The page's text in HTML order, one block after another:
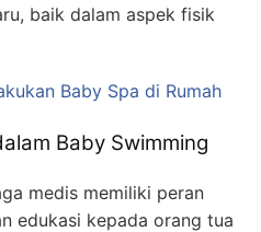
baik dalam aspek fisik
Baby Spa di Rumah
Baby Swimming
medis memiliki peran
edukasi kepada orang tua